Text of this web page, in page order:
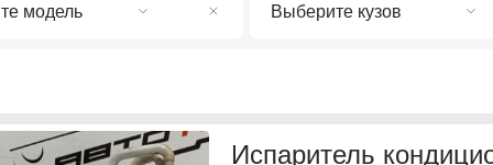
модель Выберите кузов
Испаритель